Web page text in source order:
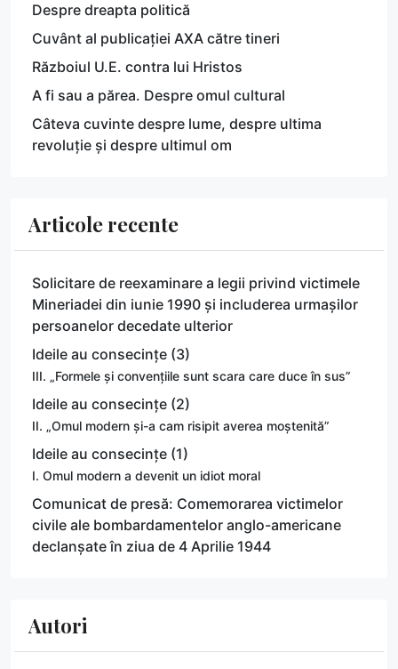
Despre dreapta politică
Cuvânt al publicației AXA către tineri
Războiul U.E. contra lui Hristos
A fi sau a părea. Despre omul cultural
Câteva cuvinte despre lume, despre ultima
revoluție și despre ultimul om
Articole recente
Solicitare de reexaminare a legii privind victimele
Mineriadei din iunie 1990 și includerea urmașilor
persoanelor decedate ulterior
Ideile au consecințe (3)
III. „Formele și convențiile sunt scara care duce în sus”
Ideile au consecințe (2)
II. „Omul modern și-a cam risipit averea moștenită”
Ideile au consecințe (1)
I. Omul modern a devenit un idiot moral
Comunicat de presă: Comemorarea victimelor
civile ale bombardamentelor anglo-americane
declanșate în ziua de 4 Aprilie 1944
Autori